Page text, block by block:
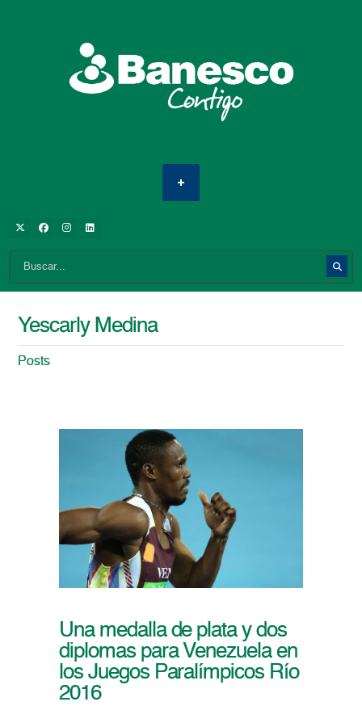
Yescarly Medina
Posts
Una medalla de plata y dos
diplomas para Venezuela en
los Juegos Paralímpicos Río
2016